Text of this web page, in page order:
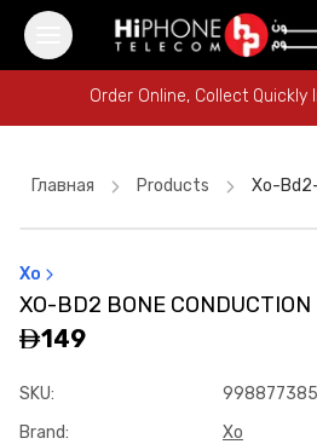
iPhone 17 Pro Max
Order Online, Collect Quickly
Tempered Glass
Order Online, Collect Quickly
Главная Products
Xo
XO-BD2 BONE
149
SKU:
Brand: Xo